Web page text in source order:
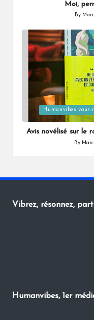
Moi,
Posted
By
Posted
in
Humanvibes vous
Avis novélisé sur le
Posted
By
Vibrez, résonnez,
Humanvibes, 1er